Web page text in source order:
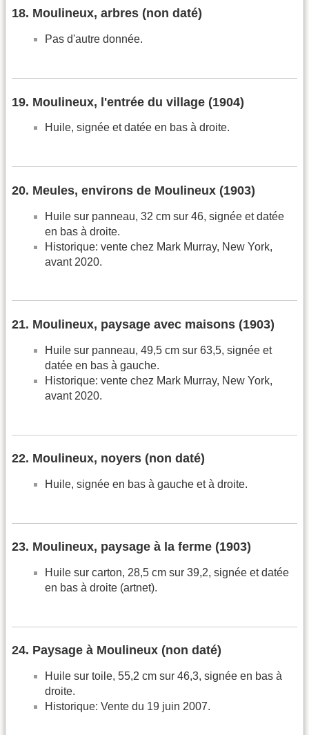
18. Moulineux, arbres (non daté)
Pas d'autre donnée.
19. Moulineux, l'entrée du village (1904)
Huile, signée et datée en bas à droite.
20. Meules, environs de Moulineux (1903)
Huile sur panneau, 32 cm sur 46, signée et datée
en bas à droite.
Historique: vente chez Mark Murray, New York,
avant 2020.
21. Moulineux, paysage avec maisons (1903)
Huile sur panneau, 49,5 cm sur 63,5, signée et
datée en bas à gauche.
Historique: vente chez Mark Murray, New York,
avant 2020.
22. Moulineux, noyers (non daté)
Huile, signée en bas à gauche et à droite.
23. Moulineux, paysage à la ferme (1903)
Huile sur carton, 28,5 cm sur 39,2, signée et datée
en bas à droite (artnet).
24. Paysage à Moulineux (non daté)
Huile sur toile, 55,2 cm sur 46,3, signée en bas à
droite.
Historique: Vente du 19 juin 2007.